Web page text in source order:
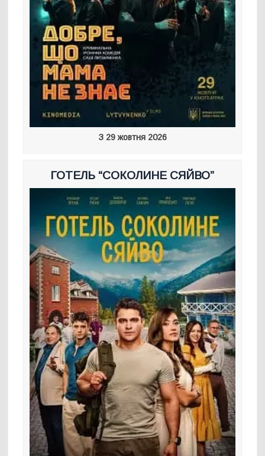
З 29 жовтня 2026
ГОТЕЛЬ “СОКОЛИНЕ СЯЙВО”